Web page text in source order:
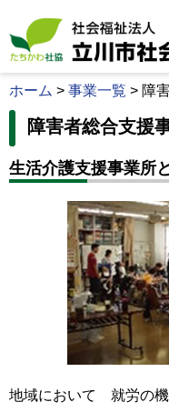
ホーム > 事業一覧 > 障
障害者総合支援
生活介護支援事業所
地域において 就労の機